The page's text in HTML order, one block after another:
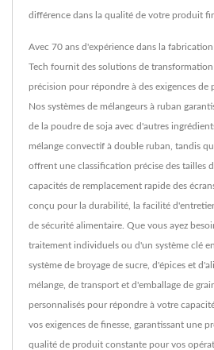
différence dans la qualité de votre produit
Avec 70 ans d'expérience dans la
Tech fournit des solutions de
précision pour répondre à des exigences de
Nos systèmes de mélangeurs à ruban
de la poudre de soja avec d'autres
mélange convectif à double ruban, tandis
offrent une classification précise des tailles
capacités de remplacement rapide des
conçu pour la durabilité, la facilité
de sécurité alimentaire. Que vous ayez
traitement individuels ou d'un système clé
système de broyage de sucre, d'épices et
mélange, de transport et d'emballage de
personnalisés pour répondre à votre
vos exigences de finesse, garantissant une
qualité de produit constante pour vos